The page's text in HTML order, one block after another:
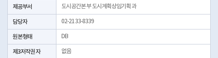
제공부서 도시공간본부 도시계획상임기획과
담당자 02-2133-8339
원본형태 DB
제3저작권자 없음